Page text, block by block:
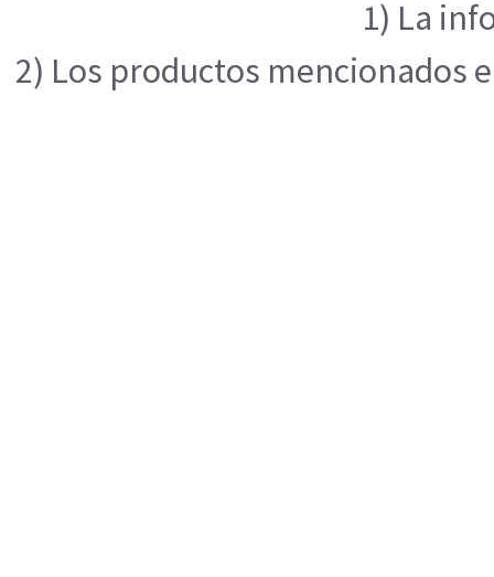
1) La
2) Los productos mencionados